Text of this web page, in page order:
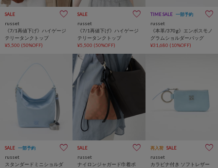
SALE
russet
《7/1再値下げ》ハイゲージ
テリータンクトップ
¥5,500 (50%OFF)
SALE
russet
《7/1再値下げ》ハイゲージ
テリータンクトップ
¥5,500 (50%OFF)
TIME SALE 一部予約
russet
《本革/370g》エンボスモノ
グラムショルダーバッグ
¥31,680 (10%OFF)
SALE 一部予約
russet
スタンダードミニショルダ
SALE
russet
ナイロンジャガード巾着ポ
再入荷 SALE
russet
カラビナ付き ソフトレザー